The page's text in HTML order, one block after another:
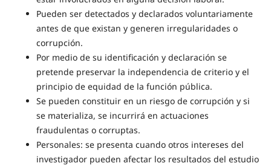
Pueden ser detectados y declarados voluntariamente
antes de que existan y generen irregularidades o
corrupción.
Por medio de su identificación y declaración se
pretende preservar la independencia de criterio y el
principio de equidad de la función pública.
Se pueden constituir en un riesgo de corrupción y si
se materializa, se incurrirá en actuaciones
fraudulentas o corruptas.
Personales: se presenta cuando otros intereses del
investigador pueden afectar los resultados del estudio